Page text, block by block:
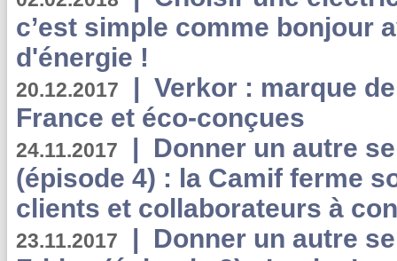
c’est simple comme bonjour
d'énergie !
20.12.2017 | Verkor : marque
France et éco-conçues
24.11.2017 | Donner un autre
(épisode 4) : la Camif ferme
clients et collaborateurs à
23.11.2017 | Donner un autre